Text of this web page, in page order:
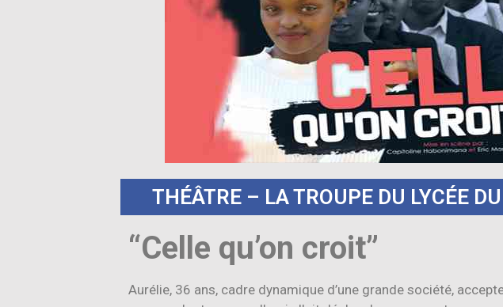
THÉÂTRE – LA TROUPE DU LYCÉE
“Celle qu’on croit”
Aurélie, 36 ans, cadre dynamique d’une grande société,